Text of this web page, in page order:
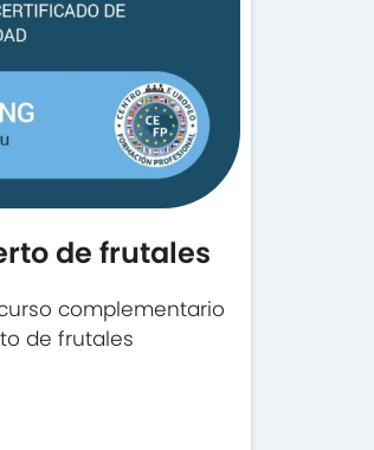
de frutales
complementario
de frutales